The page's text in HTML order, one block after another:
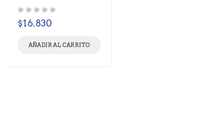
$16.830
AÑADIR AL CARRITO